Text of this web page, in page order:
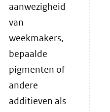
aanwezigheid
van
weekmakers,
bepaalde
pigmenten of
andere
additieven als